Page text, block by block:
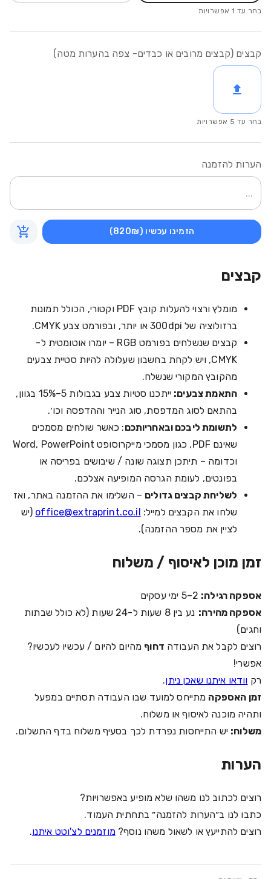
בחר עד 1 אפשרויות
קבצים (קבצים מרובים או כבדים- צפה בהערות מטה)
בחר עד 5 אפשרויות
הערות להזמנה
הזמינו עכשיו (820₪)
קבצים
מומלץ ורצוי להעלות קובץ PDF וקטורי, הכולל תמונות
ברזולוציה של 300dpi או יותר, ובפורמט צבע CMYK.
קבצים שנשלחים בפורמט RGB – יומרו אוטומטית ל-
CMYK, ויש לקחת בחשבון שעלולה להיות סטיית צבעים
מהקובץ המקורי שנשלח.
התאמת צבעים:
ייתכנו סטיות צבע בגבולות 5–15% בגוון,
בהתאם לסוג המדפסת, סוג הנייר וההדפסה וכו׳.
לתשומת ליבכם ובאחריותכם: כאשר שולחים מסמכים
שאינם PDF, כגון מסמכי מייקרוסופט Word, PowerPoint
וכדומה – תיתכן תצוגה שונה / שיבושים בפריסה או
בפונטים, לעומת הגרסה המופיעה אצלכם.
לשליחת קבצים גדולים – השלימו את ההזמנה באתר, ואז
שלחו את הקבצים למייל: office@extraprint.co.il (יש
לציין את מספר ההזמנה).
זמן מוכן לאיסוף / משלוח
אספקה רגילה:
אספקה מהירה:
נע בין 8 שעות ל-24 שעות (לא כולל שבתות
וחגים)
רוצים לקבל את העבודה דחוף מהיום להיום / עכשיו לעכשיו?
אפשרי!
רק וודאו איתנו שאכן ניתן.
זמן האספקה מתייחס למועד שבו העבודה תסתיים במפעל
ותהיה מוכנה לאיסוף או משלוח.
משלוח: יש התייחסות נפרדת לכך בסעיף משלוח בדף התשלום.
הערות
רוצים לכתוב לנו משהו שלא מופיע באפשרויות?
כתבו לנו ב״הערות להזמנה״ בתחתית העמוד.
רוצים להתייעץ או לשאול משהו נוסף?מוזמנים לצ'וטט איתנו.